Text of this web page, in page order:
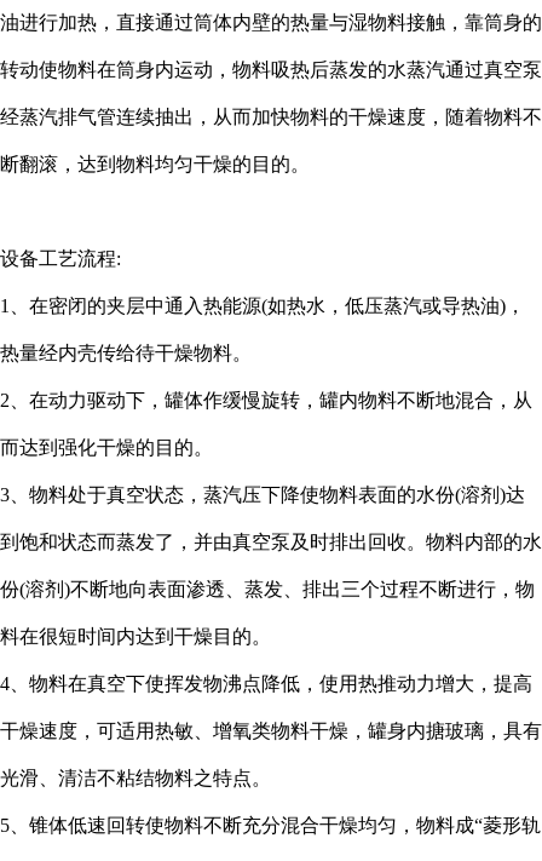
油进行加热，直接通过筒体内壁的热量与湿物料接触，靠筒身的
转动使物料在筒身内运动，物料吸热后蒸发的水蒸汽通过真空泵
经蒸汽排气管连续抽出，从而加快物料的干燥速度，随着物料不
断翻滚，达到物料均匀干燥的目的。
设备工艺流程:
1、在密闭的夹层中通入热能源(如热水，低压蒸汽或导热油)，
热量经内壳传给待干燥物料。
2、在动力驱动下，罐体作缓慢旋转，罐内物料不断地混合，从
而达到强化干燥的目的。
3、物料处于真空状态，蒸汽压下降使物料表面的水份(溶剂)达
到饱和状态而蒸发了，并由真空泵及时排出回收。物料内部的水
份(溶剂)不断地向表面渗透、蒸发、排出三个过程不断进行，物
料在很短时间内达到干燥目的。
4、物料在真空下使挥发物沸点降低，使用热推动力增大，提高
干燥速度，可适用热敏、增氧类物料干燥，罐身内搪玻璃，具有
光滑、清洁不粘结物料之特点。
5、锥体低速回转使物料不断充分混合干燥均匀，物料成“菱形轨